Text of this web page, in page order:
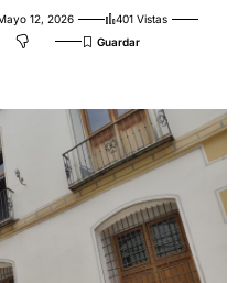
12, 2026
401 Vistas